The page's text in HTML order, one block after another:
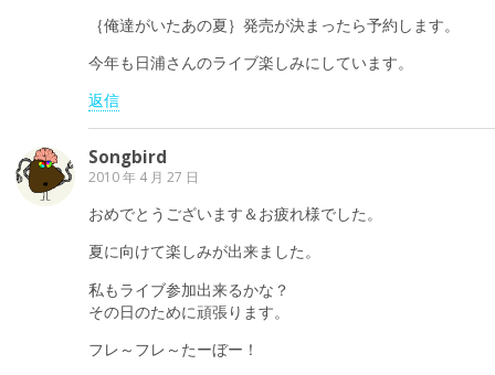
｛俺達がいたあの夏｝発売が決まったら予約します。
今年も日浦さんのライブ楽しみにしています。
返信
Songbird
2010 年 4 月 27 日
おめでとうございます＆お疲れ様でした。
夏に向けて楽しみが出来ました。
私もライブ参加出来るかな？
その日のために頑張ります。
フレ～フレ～たーぼー！